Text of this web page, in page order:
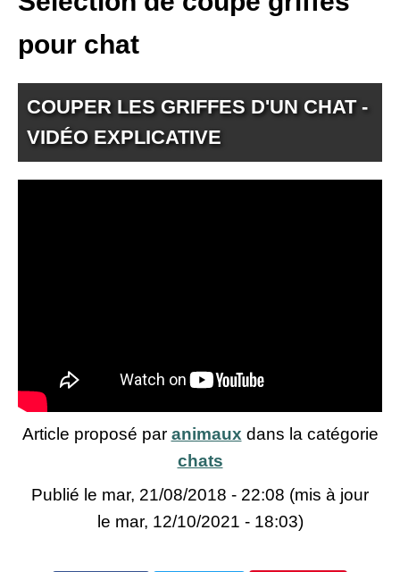
pour chat
COUPER LES GRIFFES D'UN CHAT -
VIDÉO EXPLICATIVE
Article proposé par animaux dans la catégorie
chats
Publié le mar, 21/08/2018 - 22:08 (mis à jour
le mar, 12/10/2021 - 18:03)